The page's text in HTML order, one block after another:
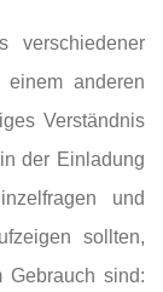
verschiedener
anderen
Verständnis
der Einladung
und
sollten,
sind: